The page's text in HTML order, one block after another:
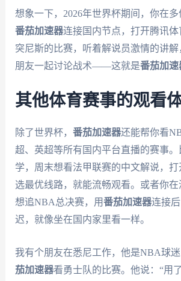
想象一下，2026年世界杯期间，你在
番茄加速器连接国内节点，打开腾讯体
突尼斯的比赛，听着解说员激情的讲
朋友一起讨论战术——这就是番茄加速
其他体育赛事的观看
除了世界杯， 番茄加速器还能帮你看
超、英超等所有国内平台直播的赛事
学，周末想看法甲联赛的中文解说，打
选最优线路，就能流畅观看。或者你
想追NBA总决赛，用番茄加速器连接
迟，就像坐在国内家里看一样。
我有个朋友在悉尼工作，他是NBA球
茄加速器看勇士队的比赛。他说：“用了